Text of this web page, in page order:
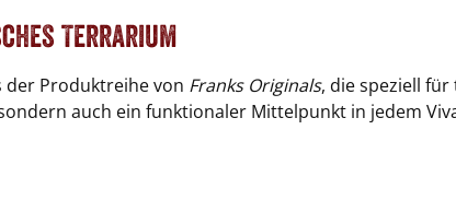
Terrarium
der Produktreihe von Franks Originals, die speziell
auch ein funktionaler Mittelpunkt in jedem